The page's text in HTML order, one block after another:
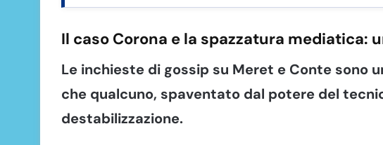
Il caso Corona e la spazzatura mediatica:
Le inchieste di gossip su Meret e Conte sono
che qualcuno, spaventato dal potere del
destabilizzazione.